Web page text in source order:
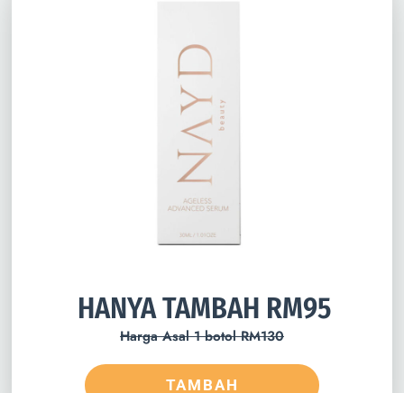
HANYA TAMBAH RM95
Harga Asal 1 botol RM130
TAMBAH